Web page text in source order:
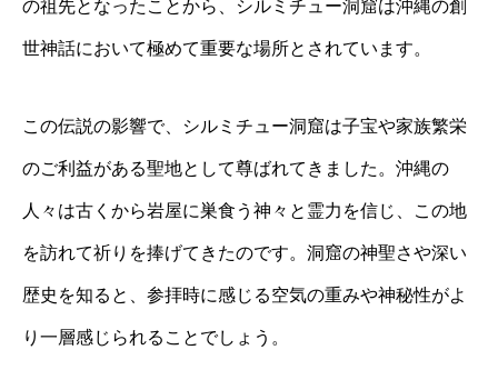
の祖先となったことから、シルミチュー洞窟は沖縄の創
世神話において極めて重要な場所とされています。
この伝説の影響で、シルミチュー洞窟は子宝や家族繁栄
のご利益がある聖地として尊ばれてきました。沖縄の
人々は古くから岩屋に巣食う神々と霊力を信じ、この地
を訪れて祈りを捧げてきたのです。洞窟の神聖さや深い
歴史を知ると、参拝時に感じる空気の重みや神秘性がよ
り一層感じられることでしょう。